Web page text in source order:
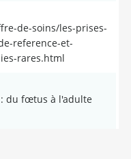
de-soins/les-prises-
reference-et-
rares.html
: du fœtus à l'adulte